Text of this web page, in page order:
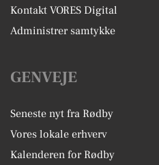
Kontakt VORES Digital
Administrer samtykke
GENVEJE
Seneste nyt fra Rødby
Vores lokale erhverv
Kalenderen for Rødby